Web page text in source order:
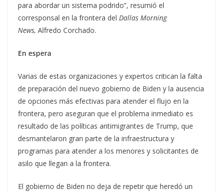
para abordar un sistema podrido”, resumió el
corresponsal en la frontera del Dallas Morning
News, Alfredo Corchado.
En espera
Varias de estas organizaciones y expertos critican la falta
de preparación del nuevo gobierno de Biden y la ausencia
de opciones más efectivas para atender el flujo en la
frontera, pero aseguran que el problema inmediato es
resultado de las políticas antimigrantes de Trump, que
desmantelaron gran parte de la infraestructura y
programas para atender a los menores y solicitantes de
asilo que llegan a la frontera.
El gobierno de Biden no deja de repetir que heredó un